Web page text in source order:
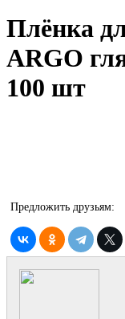
Плёнка
ARGO
100 шт
Предложить друзьям: